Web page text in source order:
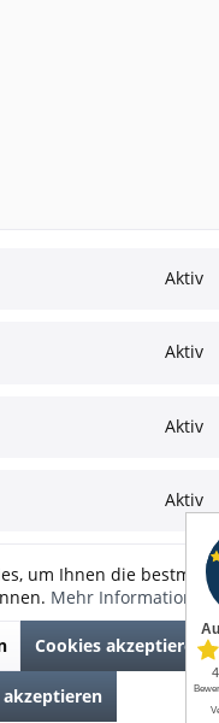
Aktiv
Aktiv
Aktiv
Aktiv
um Ihnen die
Mehr Informationen
Cookies akzeptieren